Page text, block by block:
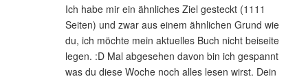
Ich habe mir ein ähnliches Ziel gesteckt (1111
Seiten) und zwar aus einem ähnlichen Grund wie
du, ich möchte mein aktuelles Buch nicht beiseite
legen. :D Mal abgesehen davon bin ich gespannt
was du diese Woche noch alles lesen wirst. Dein